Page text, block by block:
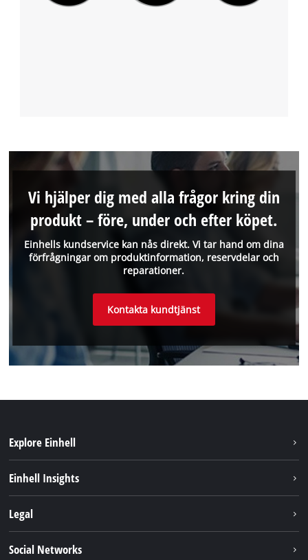
Einhells kundservice kan nås direkt. Vi tar hand om dina
förfrågningar om produktinformation, reservdelar och
reparationer.
Vi hjälper dig med alla frågor kring din
produkt – före, under och efter köpet.
Kontakta kundtjänst
Explore Einhell
Einhell globalt
Karriär
Einhell Insights
Legal
Social Networks